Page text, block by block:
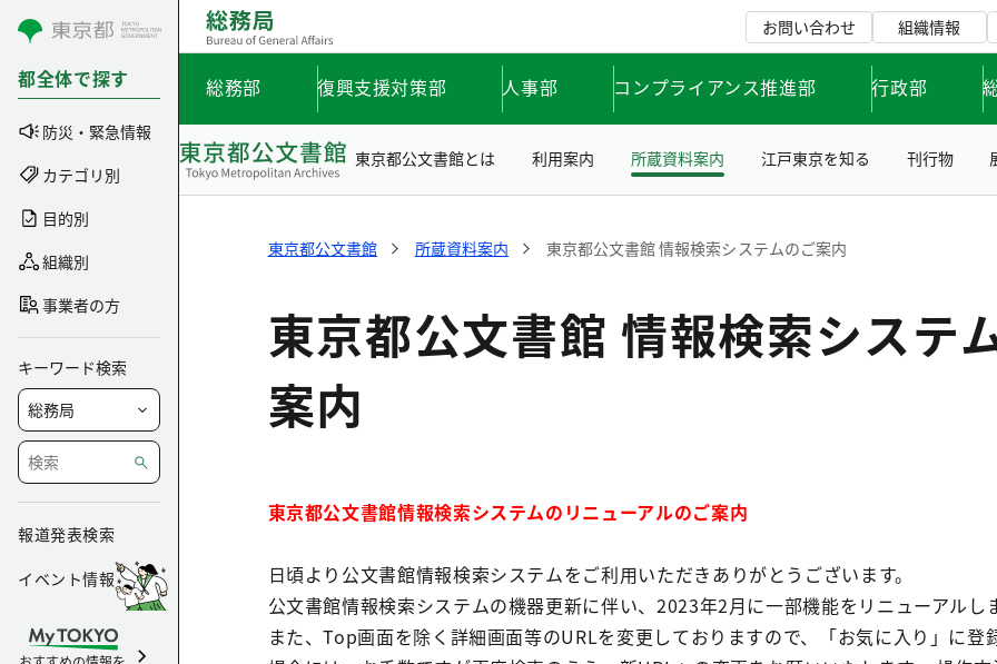
コンテンツにスキップ
都全体で探す
防災・緊急情報
カテゴリ別
目的別
組織別
事業者の方
キーワード検索
報道発表検索
イベント情報
お問い合わせ 組織情報
総務部 復興支援対策部 人事部 コンプライアンス推進部 行政部
東京都公文書館とは 利用案内 所蔵資料案内 江戸東京を知る 刊行物
東京都公文書館 所蔵資料案内 東京都公文書館 情報検索システムのご案内
東京都公文書館 情報検索システ
案内
東京都公文書館情報検索システムのリニューアルのご案内
日頃より公文書館情報検索システムをご利用いただきありがとうございます。
公文書館情報検索システムの機器更新に伴い、2023年2月に一部機能をリニューアルし
また、Top画面を除く詳細画面等のURLを変更しておりますので、「お気に入り」に登